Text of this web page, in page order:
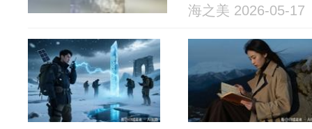
海之美 2026-05-17